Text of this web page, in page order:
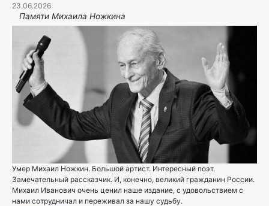
23.06.2026
Памяти Михаила Ножкина
Умер Михаил Ножкин. Большой артист. Интересный поэт.
Замечательный рассказчик. И, конечно, великий гражданин России.
Михаил Иванович очень ценил наше издание, с удовольствием с
нами сотрудничал и переживал за нашу судьбу.